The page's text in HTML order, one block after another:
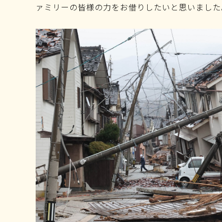
ァミリーの皆様の力をお借りしたいと思いまし